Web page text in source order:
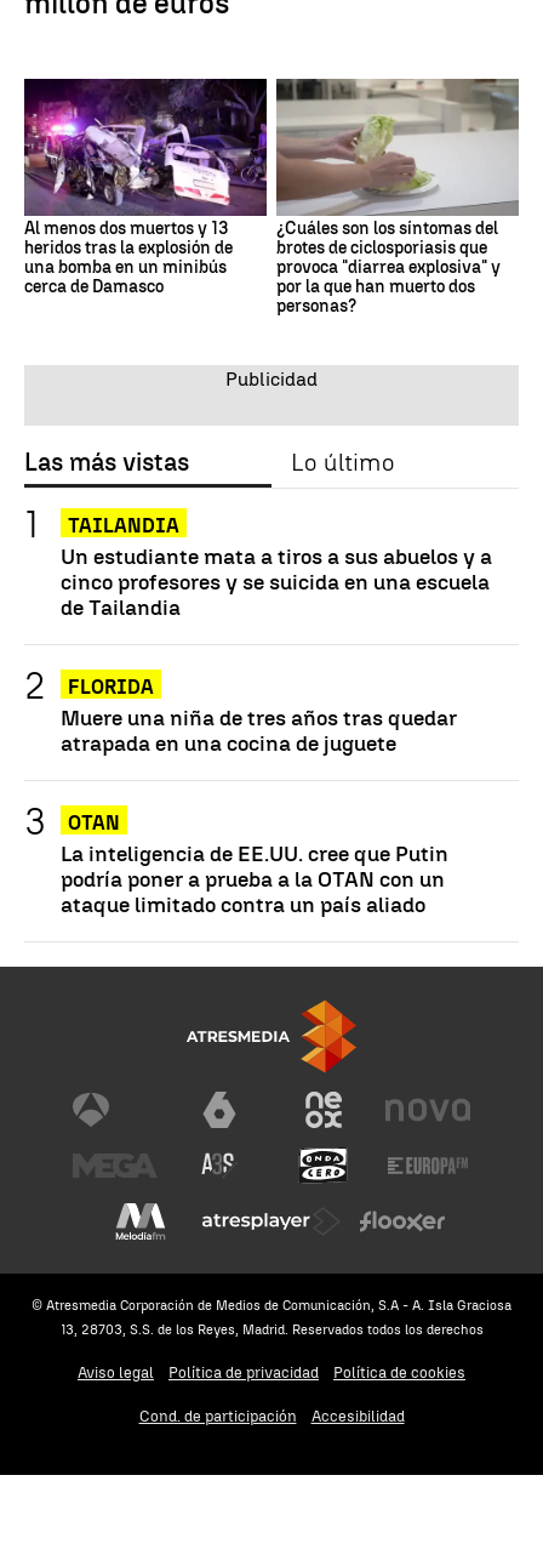
Al menos dos muertos y 13
heridos tras la explosión de
una bomba en un minibús
cerca de Damasco
¿Cuáles son los síntomas del
brotes de ciclosporiasis que
provoca "diarrea explosiva" y
por la que han muerto dos
personas?
Las más vistas Lo último
TAILANDIA
Un estudiante mata a tiros a sus abuelos y a
cinco profesores y se suicida en una escuela
de Tailandia
FLORIDA
Muere una niña de tres años tras quedar
atrapada en una cocina de juguete
OTAN
La inteligencia de EE.UU. cree que Putin
podría poner a prueba a la OTAN con un
ataque limitado contra un país aliado
© Atresmedia Corporación de Medios de Comunicación, S.A - A. Isla Graciosa
13, 28703, S.S. de los Reyes, Madrid. Reservados todos los derechos
Aviso legal Política de privacidad Política de cookies
Cond. de participación Accesibilidad